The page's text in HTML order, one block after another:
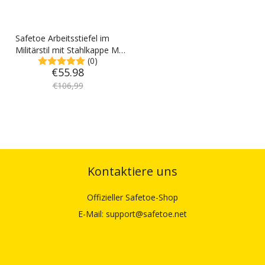
Safetoe Arbeitsstiefel im
Militärstil mit Stahlkappe M-
(0)
€55.98
€106,99
Kontaktiere uns
Offizieller Safetoe-Shop
E-Mail: support@safetoe.net